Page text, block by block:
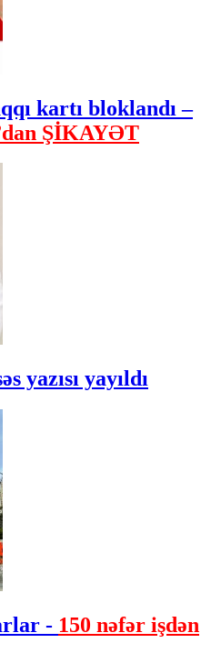
kartı bloklandı –
ŞİKAYƏT
yazısı yayıldı
- 150 nəfər işdən